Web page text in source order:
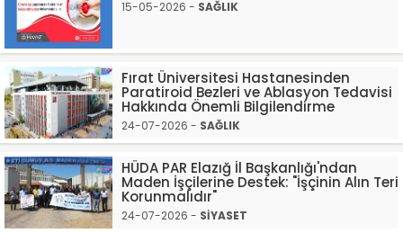
15-05-2026 - SAĞLIK
Fırat Üniversitesi Hastanesinden
Paratiroid Bezleri ve Ablasyon Tedavisi
Hakkında Önemli Bilgilendirme
24-07-2026 - SAĞLIK
HÜDA PAR Elazığ İl Başkanlığı'ndan
Maden İşçilerine Destek: "İşçinin Alın Teri
Korunmalıdır"
24-07-2026 - SİYASET